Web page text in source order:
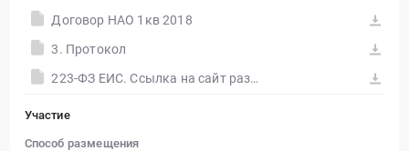
Договор НАО 1кв 2018
3. Протокол
223-ФЗ ЕИС. Ссылка на сайт размещения тендера #30558077348.doc
Участие
Способ размещения